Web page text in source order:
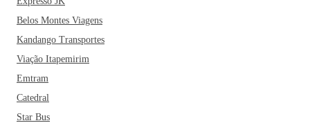
Belos Montes Viagens
Kandango Transportes
Viação Itapemirim
Emtram
Catedral
Star Bus